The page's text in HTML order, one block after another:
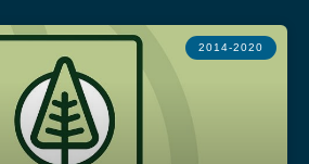
2014-2020